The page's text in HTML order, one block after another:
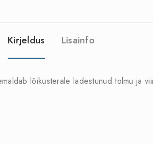
Kirjeldus Lisainfo
lõikusterale ladestunud tolmu ja